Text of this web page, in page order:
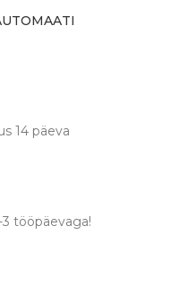
14 päeva
tööpäevaga!